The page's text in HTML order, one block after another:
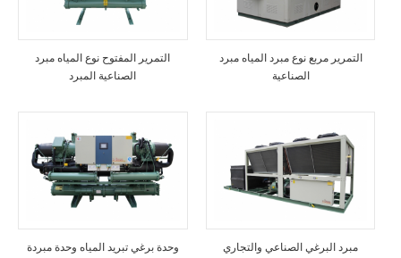
التمرير المفتوح نوع المياه مبرد
الصناعية المبرد
التمرير مربع نوع مبرد المياه مبرد
الصناعية
وحدة برغي تبريد المياه وحدة مبردة
مبرد البرغي الصناعي والتجاري